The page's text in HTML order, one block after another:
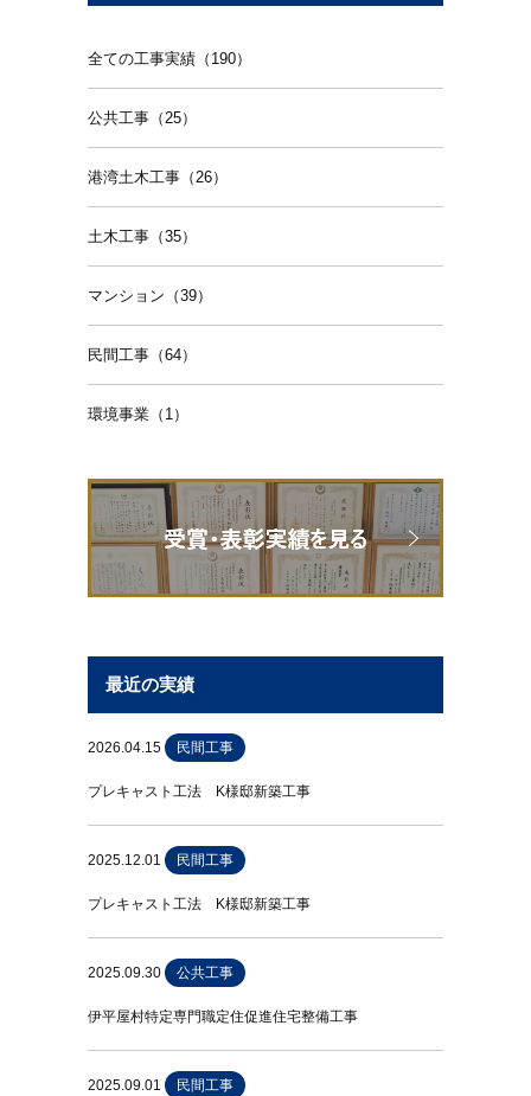
全ての工事実績（190）
公共工事（25）
港湾土木工事（26）
土木工事（35）
マンション（39）
民間工事（64）
環境事業（1）
最近の実績
2026.04.15 民間工事
プレキャスト工法 K様邸新築工事
2025.12.01 民間工事
プレキャスト工法 K様邸新築工事
2025.09.30 公共工事
伊平屋村特定専門職定住促進住宅整備工事
2025.09.01 民間工事